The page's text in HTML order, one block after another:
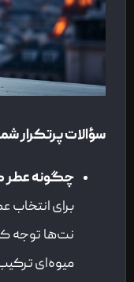
سؤالات پرتکرار
چگونه عطر
برای انتخاب
نت‌ها توجه
میوه‌ای